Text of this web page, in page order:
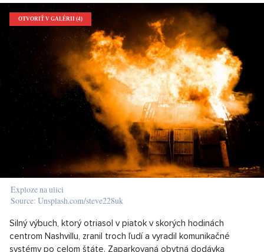
OTVORIŤ V GALÉRII (4)
Exploze na ulici
Source: Unsplash.com/steve228uk
Silný výbuch, ktorý otriasol v piatok v skorých hodinách
centrom Nashvillu, zranil troch ľudí a vyradil komunikačné
systémy po celom štáte. Zaparkovaná obytná dodávka